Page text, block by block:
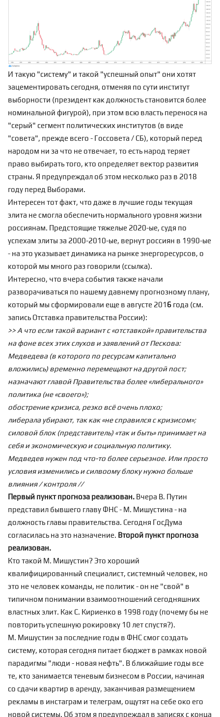
И такую "систему" и такой "успешный опыт" они хотят
зацементировать сегодня, отменяя по сути институт
выборности (президент как должность становится более
номинальной фигурой), при этом всю власть перенося на
"серый" сегмент политических институтов (в виде
"совета", прежде всего - Госсовета / СБ), который перед
народом ни за что не отвечает, то есть народ теряет
право выбирать того, кто определяет вектор развития
страны. Я предупреждал об этом несколько раз в 2018
году перед Выборами.
Интересен тот факт, что даже в лучшие годы текущая
элита не смогла обеспечить нормального уровня жизни
россиянам. Предстоящие тяжелые 2020-ые, судя по
успехам элиты за 2000-2010-ые, вернут россиян в 1990-ые
- на это указывает динамика на рынке энергоресурсов, о
которой мы много раз говорили (ссылка).
Интересно, что вчера события также начали
разворачиваться по нашему давнему прогнозному плану,
который мы сформировали еще в августе 201 6 года (см.
запись Отставка правительства России):
>> А что если такой вариант с «отставкой» правительства
на фоне всех этих слухов и заявлений от Пескова:
Медведева (в которого по ресурсам капитально
вложились) временно перемещают на другой пост;
назначают главой Правительства более «либерального»
политика (не «своего»);
обострение кризиса, резко всё очень плохо;
либерала убирают, так как «не справился с кризисом»;
силовой блок (представитель) «так и быть» принимает на
себя и экономическую и социальную политику.
Медведев нужен под что-то более серьезное. Или просто
условия изменились и силвоому блоку нужно больше
влияния / контроля //
Первый пункт прогноза реализован. Вчера В. Путин
представил бывшего главу ФНС - М. Мишустина - на
должность главы правительства. Сегодня ГосДума
согласилась на это назначение. Второй пункт прогноза
реализован.
Кто такой М. Мишустин? Это хороший
квалифицированный специалист, системный человек, но
это не человек команды, не политик - он не "свой" в
типичном понимании взаимоотношений сегодняшних
властных элит. Как С. Кириенко в 1998 году (почему бы не
повторить успешную рокировку 10 лет спустя?).
М. Мишустин за последние годы в ФНС смог создать
систему, которая сегодня питает бюджет в рамках новой
парадигмы "люди - новая нефть". В ближайшие годы все
те, кто занимается теневым бизнесом в России, начиная
со сдачи квартир в аренду, заканчивая размещением
рекламы в инстаграм и телеграм, ощутят на себе око его
новой системы. Об этом я предупреждал в записях с конца